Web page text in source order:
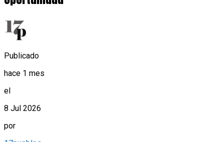
Publicado
hace 1 mes
el
8 Jul 2026
por